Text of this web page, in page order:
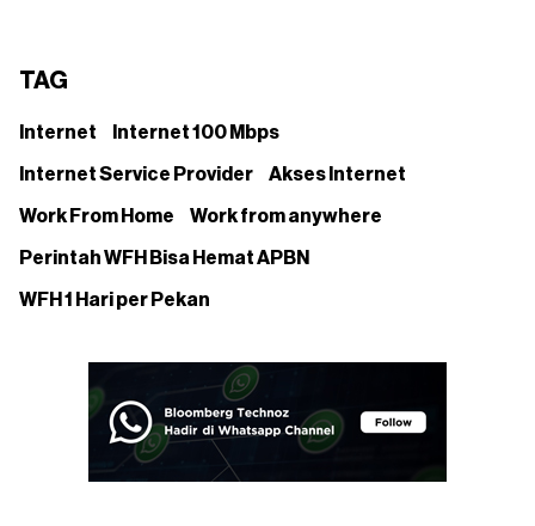
TAG
Internet Internet 100 Mbps
Internet Service Provider Akses Internet
Work From Home Work from anywhere
Perintah WFH Bisa Hemat APBN
WFH 1 Hari per Pekan